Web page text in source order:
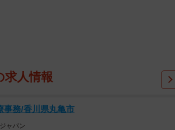
求人情報
事務/香川県丸亀市
ャパン